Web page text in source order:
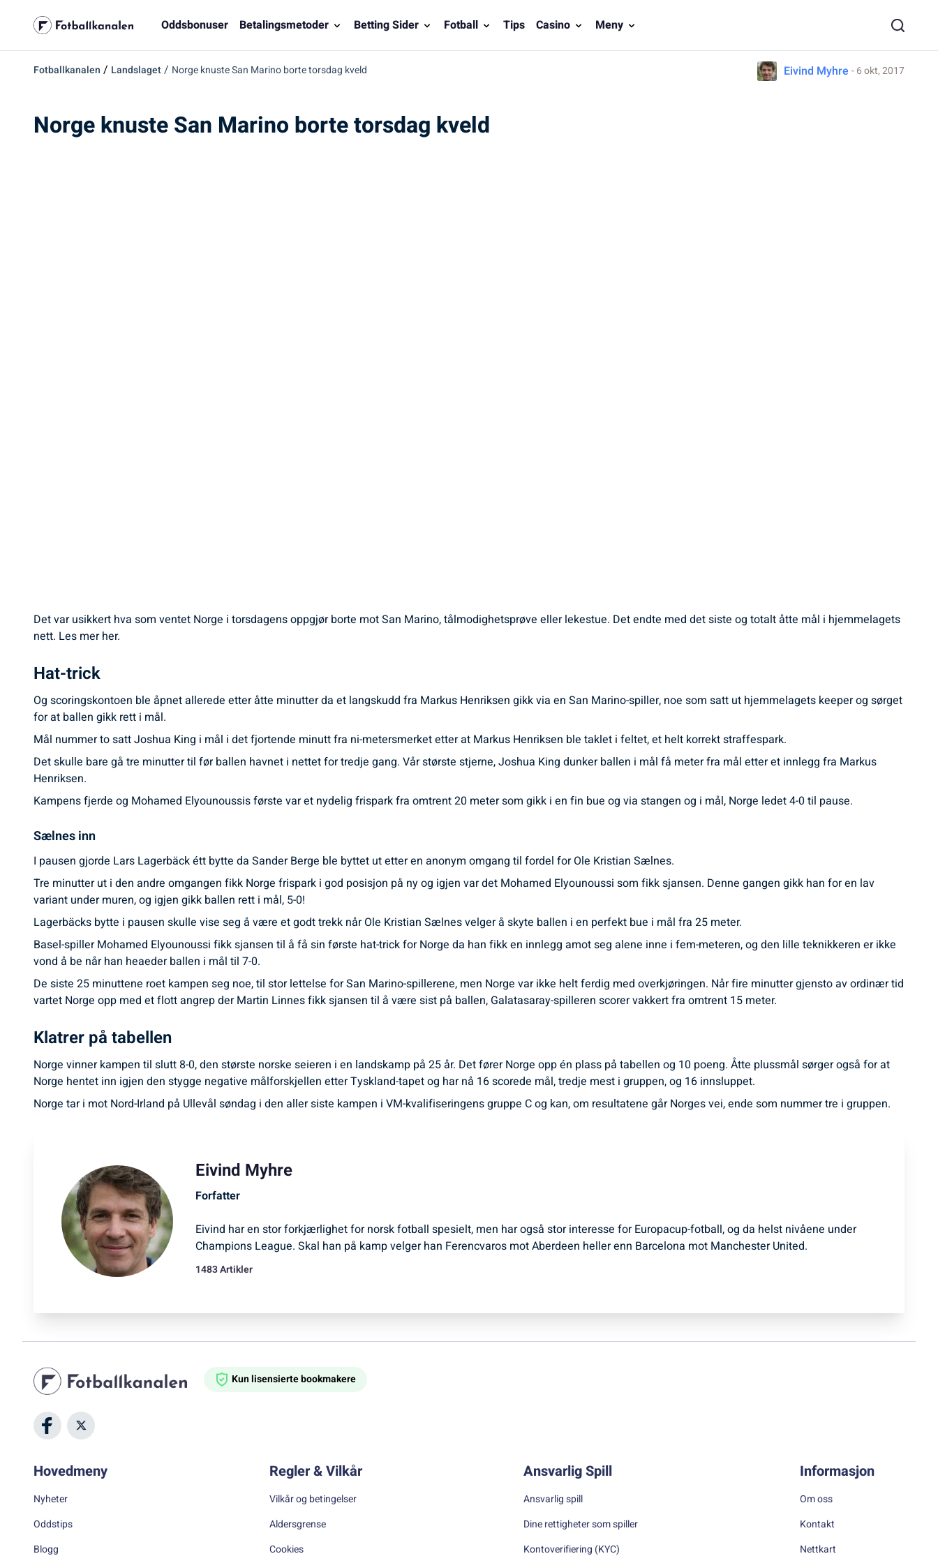
Oddsbonuser Betalingsmetoder Betting Sider Fotball Tips Casino Meny
Fotballkanalen / Landslaget/ Norge knuste San Marino borte torsdag kveld Eivind Myhre - 6 okt, 2017
Norge knuste San Marino borte torsdag kveld
Det var usikkert hva som ventet Norge i torsdagens oppgjør borte mot San Marino, tålmodighetsprøve eller lekestue. Det endte med det siste og totalt åtte mål i hjemmelagets
nett. Les mer her.
Hat-trick
Og scoringskontoen ble åpnet allerede etter åtte minutter da et langskudd fra Markus Henriksen gikk via en San Marino-spiller, noe som satt ut hjemmelagets keeper og sørget
for at ballen gikk rett i mål.
Mål nummer to satt Joshua King i mål i det fjortende minutt fra ni-metersmerket etter at Markus Henriksen ble taklet i feltet, et helt korrekt straffespark.
Det skulle bare gå tre minutter til før ballen havnet i nettet for tredje gang. Vår største stjerne, Joshua King dunker ballen i mål få meter fra mål etter et innlegg fra Markus
Henriksen.
Kampens fjerde og Mohamed Elyounoussis første var et nydelig frispark fra omtrent 20 meter som gikk i en fin bue og via stangen og i mål, Norge ledet 4-0 til pause.
Sælnes inn
I pausen gjorde Lars Lagerbäck étt bytte da Sander Berge ble byttet ut etter en anonym omgang til fordel for Ole Kristian Sælnes.
Tre minutter ut i den andre omgangen fikk Norge frispark i god posisjon på ny og igjen var det Mohamed Elyounoussi som fikk sjansen. Denne gangen gikk han for en lav
variant under muren, og igjen gikk ballen rett i mål, 5-0!
Lagerbäcks bytte i pausen skulle vise seg å være et godt trekk når Ole Kristian Sælnes velger å skyte ballen i en perfekt bue i mål fra 25 meter.
Basel-spiller Mohamed Elyounoussi fikk sjansen til å få sin første hat-trick for Norge da han fikk en innlegg amot seg alene inne i fem-meteren, og den lille teknikkeren er ikke
vond å be når han heaeder ballen i mål til 7-0.
De siste 25 minuttene roet kampen seg noe, til stor lettelse for San Marino-spillerene, men Norge var ikke helt ferdig med overkjøringen. Når fire minutter gjensto av ordinær tid
vartet Norge opp med et flott angrep der Martin Linnes fikk sjansen til å være sist på ballen, Galatasaray-spilleren scorer vakkert fra omtrent 15 meter.
Klatrer på tabellen
Norge vinner kampen til slutt 8-0, den største norske seieren i en landskamp på 25 år. Det fører Norge opp én plass på tabellen og 10 poeng. Åtte plussmål sørger også for at
Norge hentet inn igjen den stygge negative målforskjellen etter Tyskland-tapet og har nå 16 scorede mål, tredje mest i gruppen, og 16 innsluppet.
Norge tar i mot Nord-Irland på Ullevål søndag i den aller siste kampen i VM-kvalifiseringens gruppe C og kan, om resultatene går Norges vei, ende som nummer tre i gruppen.
Eivind Myhre
Forfatter
Eivind har en stor forkjærlighet for norsk fotball spesielt, men har også stor interesse for Europacup-fotball, og da helst nivåene under
Champions League. Skal han på kamp velger han Ferencvaros mot Aberdeen heller enn Barcelona mot Manchester United.
1483 Artikler
Kun lisensierte bookmakere
Hovedmeny
Nyheter
Oddstips
Blogg
Regler & Vilkår
Vilkår og betingelser
Aldersgrense
Cookies
Ansvarlig Spill
Ansvarlig spill
Dine rettigheter som spiller
Kontoverifiering (KYC)
Informasjon
Om oss
Kontakt
Nettkart